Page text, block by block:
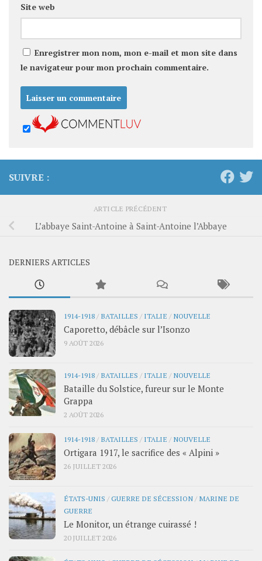
Site web
Enregistrer mon nom, mon e-mail et mon site dans
le navigateur pour mon prochain commentaire.
SUIVRE :
ARTICLE PRÉCÉDENT
L’abbaye Saint-Antoine à Saint-Antoine l’Abbaye
DERNIERS ARTICLES
1914-1918 / BATAILLES / ITALIE / NOUVELLE
Caporetto, débâcle sur l’Isonzo
9 AOÛT 2026
1914-1918 / BATAILLES / ITALIE / NOUVELLE
Bataille du Solstice, fureur sur le Monte
Grappa
2 AOÛT 2026
1914-1918 / BATAILLES / ITALIE / NOUVELLE
Ortigara 1917, le sacrifice des « Alpini »
26 JUILLET 2026
ÉTATS-UNIS /GUERRE DE SÉCESSION / MARINE DE
GUERRE
Le Monitor, un étrange cuirassé !
20 JUILLET 2026